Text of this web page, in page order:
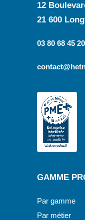
12
21 600
03 80 68 45 20
GAMME
Par gamme
Par métier